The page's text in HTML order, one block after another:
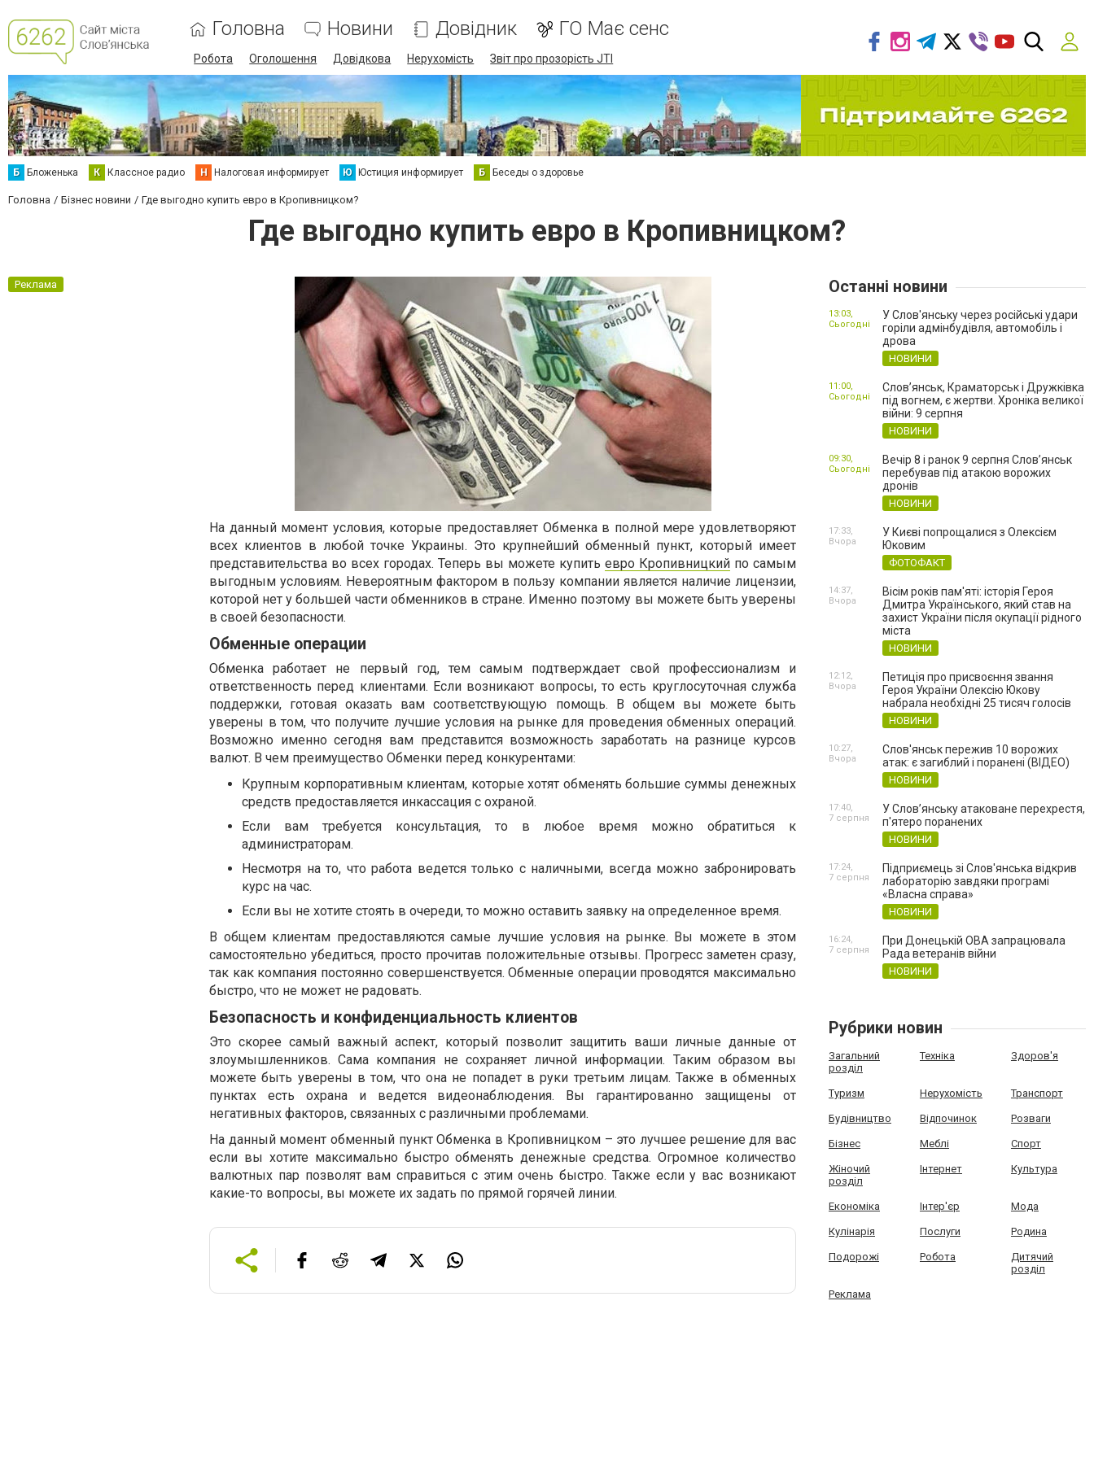
Головна Новини Довідник ГО Має сенс
Робота Оголошення Довідкова Нерухомість Звіт про прозорість JTI
Б Бложенька К Классное радио Н Налоговая информирует Ю Юстиция информирует Б Беседы о здоровье
Головна Бізнес новини Где выгодно купить евро в Кропивницком?
Где выгодно купить евро в Кропивницком?
Реклама
На данный момент условия, которые предоставляет Обменка в полной мере удовлетворяют
всех клиентов в любой точке Украины. Это крупнейший обменный пункт, который имеет
представительства во всех городах. Теперь вы можете купить евро Кропивницкий по самым
выгодным условиям. Невероятным фактором в пользу компании является наличие лицензии,
которой нет у большей части обменников в стране. Именно поэтому вы можете быть уверены
в своей безопасности.
Обменные операции
Обменка работает не первый год, тем самым подтверждает свой профессионализм и
ответственность перед клиентами. Если возникают вопросы, то есть круглосуточная служба
поддержки, готовая оказать вам соответствующую помощь. В общем вы можете быть
уверены в том, что получите лучшие условия на рынке для проведения обменных операций.
Возможно именно сегодня вам представится возможность заработать на разнице курсов
валют. В чем преимущество Обменки перед конкурентами:
Крупным корпоративным клиентам, которые хотят обменять большие суммы денежных
средств предоставляется инкассация с охраной.
Если вам требуется консультация, то в любое время можно обратиться к
администраторам.
Несмотря на то, что работа ведется только с наличными, всегда можно забронировать
курс на час.
Если вы не хотите стоять в очереди, то можно оставить заявку на определенное время.
В общем клиентам предоставляются самые лучшие условия на рынке. Вы можете в этом
самостоятельно убедиться, просто прочитав положительные отзывы. Прогресс заметен сразу,
так как компания постоянно совершенствуется. Обменные операции проводятся максимально
быстро, что не может не радовать.
Безопасность и конфиденциальность клиентов
Это скорее самый важный аспект, который позволит защитить ваши личные данные от
злоумышленников. Сама компания не сохраняет личной информации. Таким образом вы
можете быть уверены в том, что она не попадет в руки третьим лицам. Также в обменных
пунктах есть охрана и ведется видеонаблюдения. Вы гарантированно защищены от
негативных факторов, связанных с различными проблемами.
На данный момент обменный пункт Обменка в Кропивницком – это лучшее решение для вас
если вы хотите максимально быстро обменять денежные средства. Огромное количество
валютных пар позволят вам справиться с этим очень быстро. Также если у вас возникают
какие-то вопросы, вы можете их задать по прямой горячей линии.
Останні новини
У Слов'янську через російські удари
горіли адмінбудівля, автомобіль і
дрова
НОВИНИ
13:03,
Сьогодні
Слов’янськ, Краматорськ і Дружківка
під вогнем, є жертви. Хроніка великої
війни: 9 серпня
НОВИНИ
11:00,
Сьогодні
Вечір 8 і ранок 9 серпня Слов’янськ
перебував під атакою ворожих
дронів
НОВИНИ
09:30,
Сьогодні
У Києві попрощалися з Олексієм
Юковим
ФОТОФАКТ
17:33,
Вчора
Вісім років пам'яті: історія Героя
Дмитра Українського, який став на
захист України після окупації рідного
міста
НОВИНИ
14:37,
Вчора
Петиція про присвоєння звання
Героя України Олексію Юкову
набрала необхідні 25 тисяч голосів
НОВИНИ
12:12,
Вчора
Слов'янськ пережив 10 ворожих
атак: є загиблий і поранені (ВІДЕО)
НОВИНИ
10:27,
Вчора
У Слов’янську атаковане перехрестя,
п'ятеро поранених
НОВИНИ
17:40,
7 серпня
Підприємець зі Слов'янська відкрив
лабораторію завдяки програмі
«Власна справа»
НОВИНИ
17:24,
7 серпня
При Донецькій ОВА запрацювала
Рада ветеранів війни
НОВИНИ
16:24,
7 серпня
Рубрики новин
Загальний
розділ
Техніка Здоров'я
Туризм Нерухомість Транспорт
Будівництво Відпочинок Розваги
Бізнес Меблі Спорт
Жіночий
розділ
Інтернет Культура
Економіка Інтер'єр Мода
Кулінарія Послуги Родина
Подорожі Робота
Дитячий
розділ
Реклама